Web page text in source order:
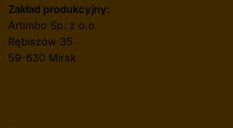
Zakład produkcyjny:
Artimbo Sp. z o.o.
Rębiszów 35
59-630 Mirsk